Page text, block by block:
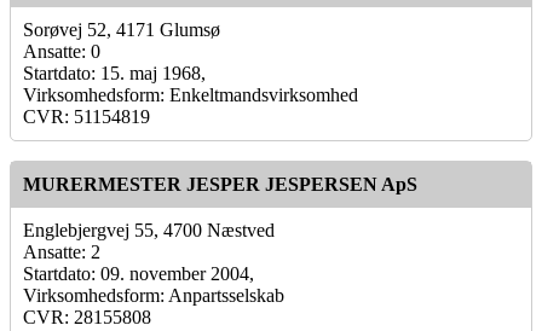
Sorøvej 52, 4171 Glumsø
Ansatte: 0
Startdato: 15. maj 1968,
Virksomhedsform: Enkeltmandsvirksomhed
CVR: 51154819
MURERMESTER JESPER JESPERSEN ApS
Englebjergvej 55, 4700 Næstved
Ansatte: 2
Startdato: 09. november 2004,
Virksomhedsform: Anpartsselskab
CVR: 28155808